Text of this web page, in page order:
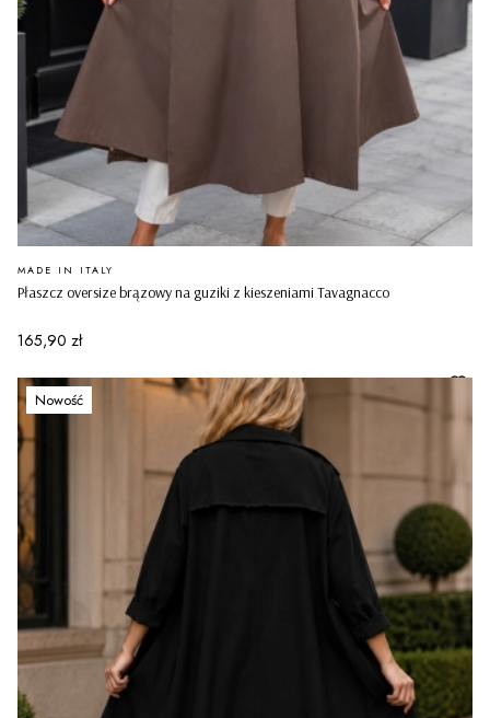
Płaszcz oversize brązowy na guziki z kieszeniami Tavagnacco
PRODUCENT
MADE IN ITALY
Cena
165,90 zł
Nowość